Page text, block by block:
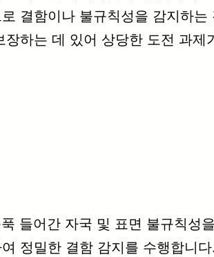
결함이나 불규칙성을 감지하
하는 데 있어 상당한 도전 과제
들어간 자국 및 표면 불규칙성
정밀한 결함 감지를 수행합니